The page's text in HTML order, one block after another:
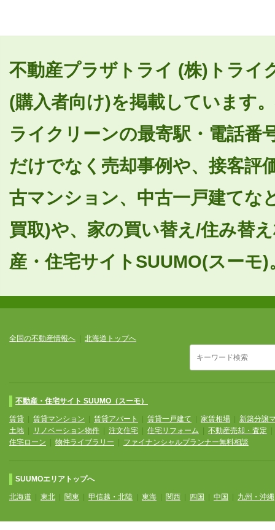
不動産プラザトライ (株)トライ
(購入者向け)を掲載しています
ライクリーンの最寄駅・電話番
だけでなく売却事例や、接客評
古マンション、中古一戸建てな
買取)や、家の買い替え/住み替
産・住宅サイトSUUMO(スーモ)
全国の不動産情報へ 北海道トップへ
不動産・住宅サイト SUUMO（スーモ）
賃貸 賃貸マンション 賃貸アパート 賃貸一戸建て 家賃相場
新築分譲
土地
リノベーション物件 注文住宅 住宅リフォーム 不動産売却・査定
住宅ローン
物件ライブラリー ファイナンシャルプランナー無料相談
SUUMOエリアトップへ
北海道 東北 関東 甲信越・北陸 東海 関西 四国 中国 九州・沖縄